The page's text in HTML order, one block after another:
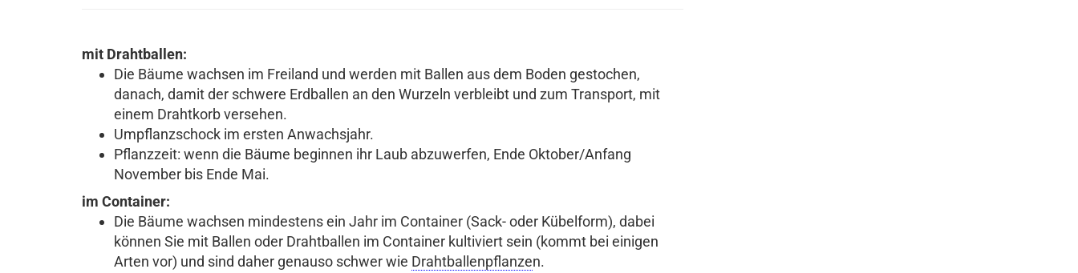
mit Drahtballen:
Die Bäume wachsen im Freiland und werden mit Ballen aus dem Boden gestochen,
danach, damit der schwere Erdballen an den Wurzeln verbleibt und zum Transport, mit
einem Drahtkorb versehen.
Umpflanzschock im ersten Anwachsjahr.
Pflanzzeit: wenn die Bäume beginnen ihr Laub abzuwerfen, Ende Oktober/Anfang
November bis Ende Mai.
im Container:
Die Bäume wachsen mindestens ein Jahr im Container (Sack- oder Kübelform), dabei
können Sie mit Ballen oder Drahtballen im Container kultiviert sein (kommt bei einigen
Arten vor) und sind daher genauso schwer wie Drahtballenpflanzen.